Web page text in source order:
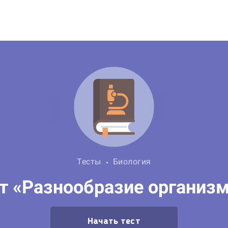
Тесты Биология
«Разнообразие
Начать тест